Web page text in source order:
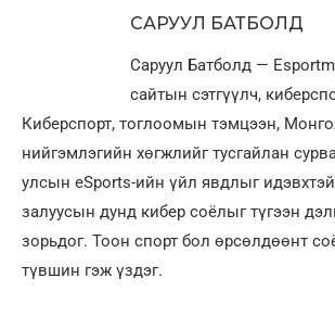
САРУУЛ БАТБОЛД
Саруул Батболд —
сайтын сэтгүүлч,
Киберспорт, тоглоомын тэмцээн,
нийгэмлэгийн хөгжлийг тусгайлан
улсын eSports-ийн үйл явдлыг
залуусын дунд кибер соёлыг түгээн
зорьдог. Тоон спорт бол өрсөлдөөнт
түвшин гэж үздэг.